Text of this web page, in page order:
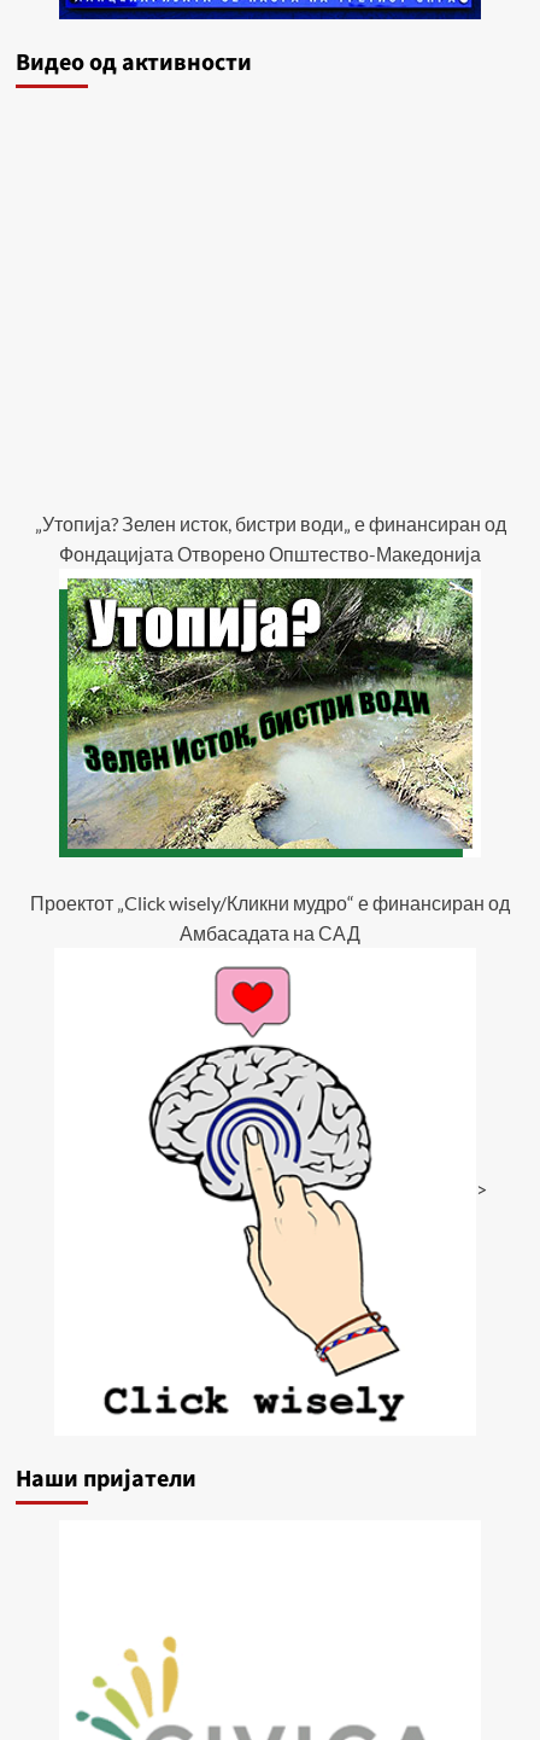
Видеo од активности
„Утопија? Зелен исток, бистри води„ е финансиран од
Фондацијата Отворено Општество-Македонија
Проектот „Click wisely/Кликни мудро“ е финансиран од
Амбасадата на САД
>
Наши пријатели